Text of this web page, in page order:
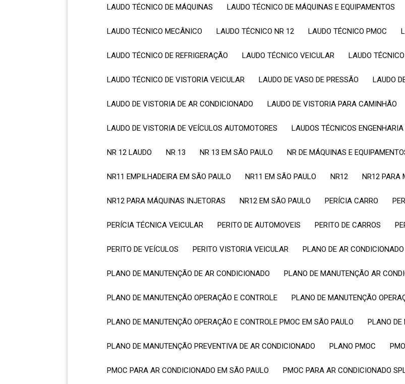
LAUDO TÉCNICO DE MÁQUINAS LAUDO TÉCNICO DE MÁQUINAS E EQUIPAMENTOS
LAUDO TÉCNICO MECÂNICO LAUDO TÉCNICO NR 12 LAUDO TÉCNICO PMOC
LAUDO TÉCNICO DE REFRIGERAÇÃO LAUDO TÉCNICO VEICULAR LAUDO
LAUDO TÉCNICO DE VISTORIA VEICULAR LAUDO DE VASO DE PRESSÃO LAUDO
LAUDO DE VISTORIA DE AR CONDICIONADO LAUDO DE VISTORIA PARA CAMINHÃO
LAUDO DE VISTORIA DE VEÍCULOS AUTOMOTORES LAUDOS TÉCNICOS
NR 12 LAUDO NR 13 NR 13 EM SÃO PAULO NR DE MÁQUINAS E
NR11 EMPILHADEIRA EM SÃO PAULO NR11 EM SÃO PAULO NR12 NR12
NR12 PARA MÁQUINAS INJETORAS NR12 EM SÃO PAULO PERÍCIA CARRO
PERÍCIA TÉCNICA VEICULAR PERITO DE AUTOMOVEIS PERITO DE CARROS
PERITO DE VEÍCULOS PERITO VISTORIA VEICULAR PLANO DE AR CONDICIONADO
PLANO DE MANUTENÇÃO DE AR CONDICIONADO PLANO DE MANUTENÇÃO AR
PLANO DE MANUTENÇÃO OPERAÇÃO E CONTROLE PLANO DE MANUTENÇÃO
PLANO DE MANUTENÇÃO OPERAÇÃO E CONTROLE PMOC EM SÃO PAULO PLANO
PLANO DE MANUTENÇÃO PREVENTIVA DE AR CONDICIONADO PLANO PMOC
PMOC PARA AR CONDICIONADO EM SÃO PAULO PMOC PARA AR CONDICIONADO